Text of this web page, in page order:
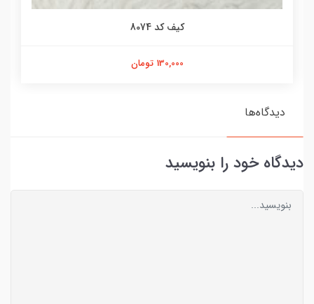
کیف کد 8074
130,000 تومان
دیدگاه‌ها
دیدگاه خود را بنویسید